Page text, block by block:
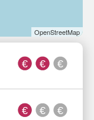
OpenStreetMap